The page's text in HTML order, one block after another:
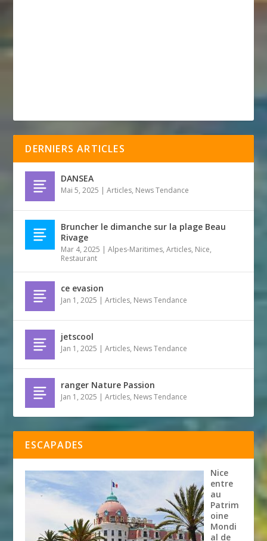
DERNIERS ARTICLES
DANSEA
Mai 5, 2025 |Articles, News Tendance
Bruncher le dimanche sur la plage Beau
Rivage
Mar 4, 2025 |Alpes-Maritimes,Articles, Nice,
Restaurant
ce evasion
Jan 1, 2025 |Articles, News Tendance
jetscool
Jan 1, 2025 |Articles, News Tendance
ranger Nature Passion
Jan 1, 2025 |Articles, News Tendance
ESCAPADES
Nice
entre
au
Patrim
oine
Mondi
al de